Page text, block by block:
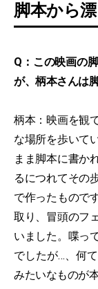
脚本から
Q：この映画の
が、柄本さんは
柄本：映画を観
な場所を歩いて
まま脚本に書か
るにつれてその
で作ったもので
取り、冒頭のフ
いました。喋っ
でしたが…、何
みたいなものが